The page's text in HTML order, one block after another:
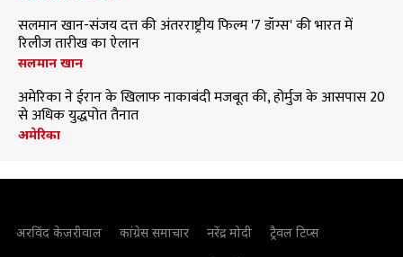
सलमान खान-संजय दत्त की अंतरराष्ट्रीय फिल्म '7 डॉग्स' की भारत में
रिलीज तारीख का ऐलान
सलमान खान
अमेरिका ने ईरान के खिलाफ नाकाबंदी मजबूत की, होर्मुज के आसपास 20
से अधिक युद्धपोत तैनात
अमेरिका
अरविंद केजरीवाल कांग्रेस समाचार नरेंद्र मोदी
ट्रैवल टिप्स